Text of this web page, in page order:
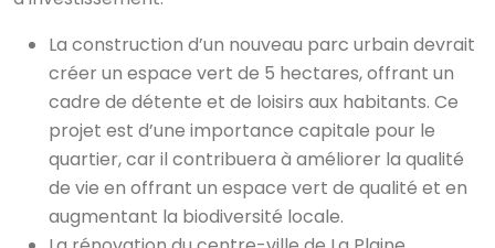
La construction d’un nouveau parc urbain devrait
créer un espace vert de 5 hectares, offrant un
cadre de détente et de loisirs aux habitants. Ce
projet est d’une importance capitale pour le
quartier, car il contribuera à améliorer la qualité
de vie en offrant un espace vert de qualité et en
augmentant la biodiversité locale.